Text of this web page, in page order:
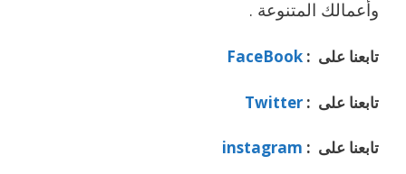
وأعمالك المتنوعة .
تابعنا على : FaceBook
تابعنا على : Twitter
تابعنا على : instagram